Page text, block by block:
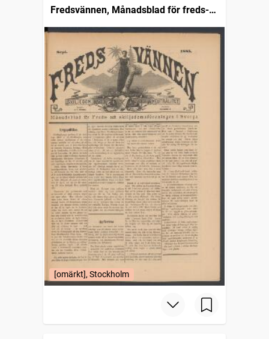
Fredsvännen, Månadsblad för freds-
och skiljedomsföreningen i Sverige
[omärkt], Stockholm